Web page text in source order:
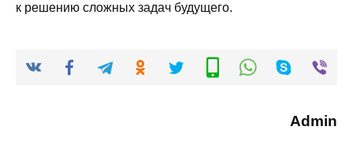
к решению сложных задач будущего.
Admin